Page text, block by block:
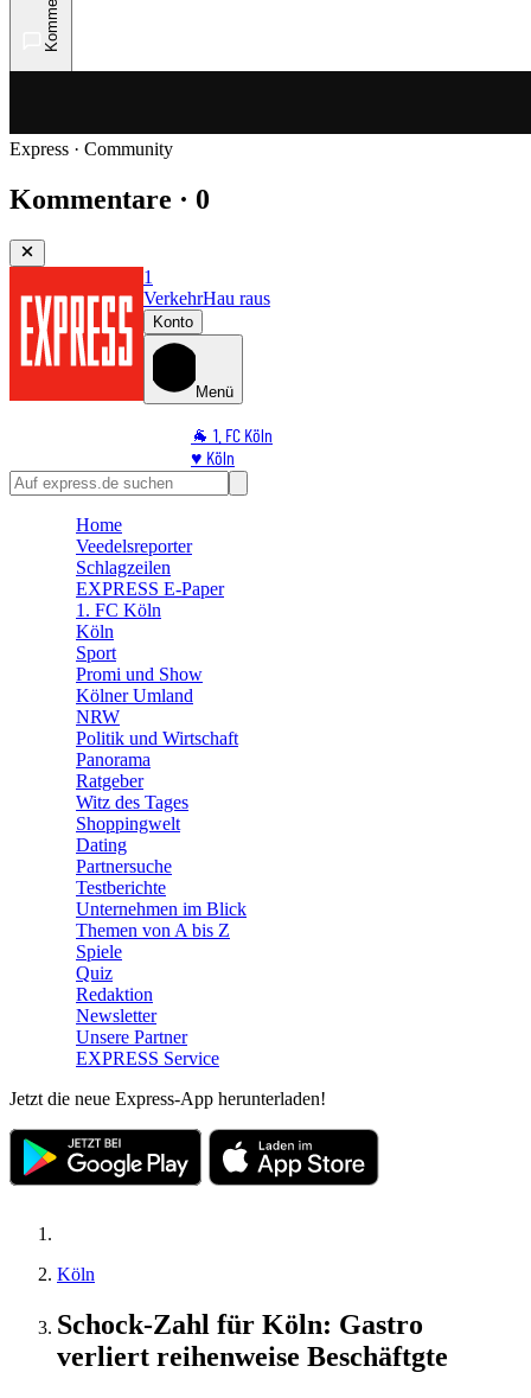
Express · Community
Kommentare · 0
1
VerkehrHau raus
Konto
Menü
🐐 1. FC Köln
♥️ Köln
⭐ Promi
🛒 Shoppingwelt
Home
Veedelsreporter
Schlagzeilen
EXPRESS E-Paper
1. FC Köln
Köln
Sport
Promi und Show
Kölner Umland
NRW
Politik und Wirtschaft
Panorama
Ratgeber
Witz des Tages
Shoppingwelt
Dating
Partnersuche
Testberichte
Unternehmen im Blick
Themen von A bis Z
Spiele
Quiz
Redaktion
Newsletter
Unsere Partner
EXPRESS Service
Jetzt die neue Express-App herunterladen!
Köln
Schock-Zahl für Köln: Gastro
verliert reihenweise Beschäftgte